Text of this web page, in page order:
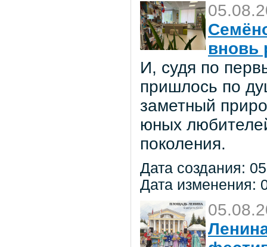
вновь
И, судя по
пришлось по
заметный
юных
поколения.
Дата создания:
Дата изменения: